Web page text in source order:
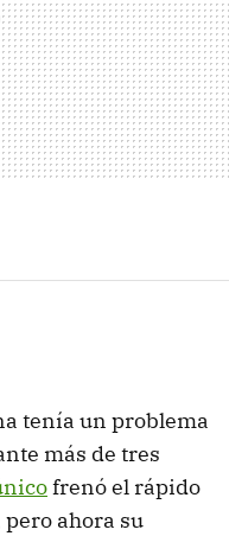
tenía un problema
más de tres
frenó el rápido
ahora su